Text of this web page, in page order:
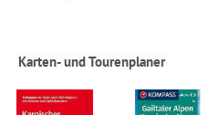
Karten- und Tourenplaner